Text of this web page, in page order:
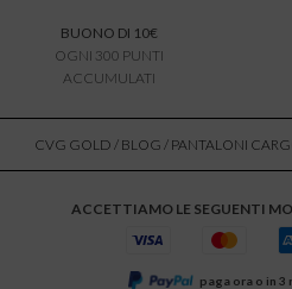
BUONO DI 10€
OGNI 300 PUNTI
ACCUMULATI
CVG GOLD / BLOG / PANTALONI
ACCETTIAMO LE SEGUENTI
paga ora o in 3